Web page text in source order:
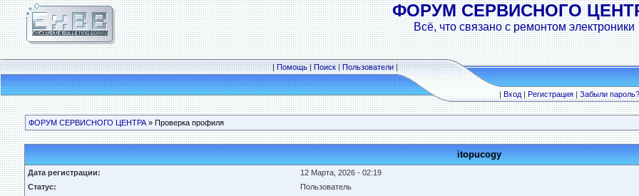
ФОРУМ СЕРВИСНОГО
Всё, что связано с ремонтом электроники
|Помощь|Поиск|Пользователи|
|Вход|Регистрация|Забыли пароль?
ФОРУМ СЕРВИСНОГО ЦЕНТРА » Проверка профиля
itopucogy
Дата регистрации:
12 Марта, 2026 - 02:19
Статус:
Пользователь